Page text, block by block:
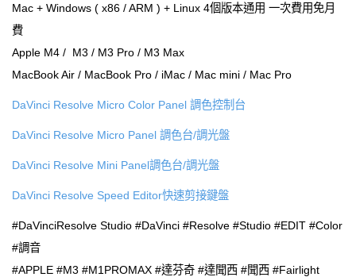
Mac + Windows ( x86 / ARM ) + Linux 4個版本通用 一次費用免月
費
Apple M4 / M3 / M3 Pro / M3 Max
MacBook Air / MacBook Pro / iMac / Mac mini / Mac Pro
DaVinci Resolve Micro Color Panel 調色控制台
DaVinci Resolve Micro Panel 調色台/調光盤
DaVinci Resolve Mini Panel調色台/調光盤
DaVinci Resolve Speed Editor快速剪接鍵盤
#DaVinciResolve Studio #DaVinci #Resolve #Studio #EDIT #Color
#調音
#APPLE #M3 #M1PROMAX #達芬奇 #達聞西 #聞西 #Fairlight